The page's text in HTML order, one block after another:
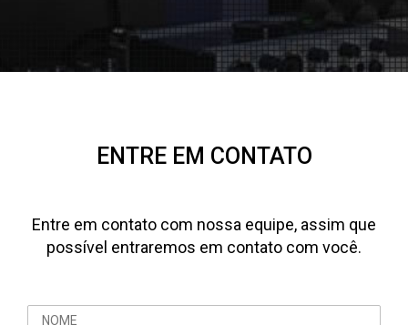
ENTRE EM CONTATO
Entre em contato com nossa equipe, assim que
possível entraremos em contato com você.